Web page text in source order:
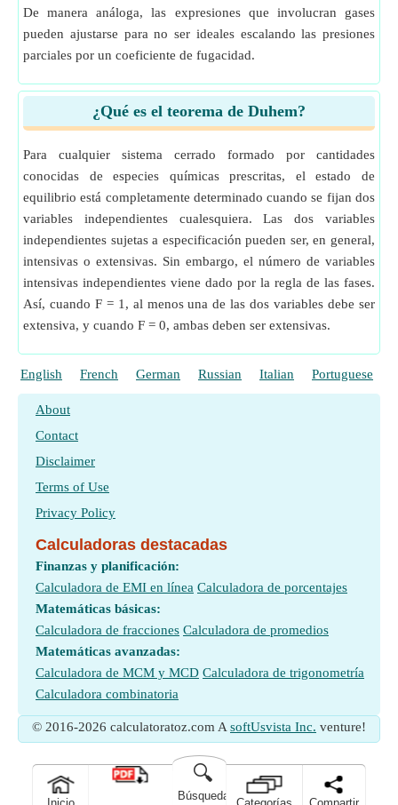
De manera análoga, las expresiones que involucran gases
pueden ajustarse para no ser ideales escalando las presiones
parciales por un coeficiente de fugacidad.
¿Qué es el teorema de Duhem?
Para cualquier sistema cerrado formado por cantidades
conocidas de especies químicas prescritas, el estado de
equilibrio está completamente determinado cuando se fijan dos
variables independientes cualesquiera. Las dos variables
independientes sujetas a especificación pueden ser, en general,
intensivas o extensivas. Sin embargo, el número de variables
intensivas independientes viene dado por la regla de las fases.
Así, cuando F = 1, al menos una de las dos variables debe ser
extensiva, y cuando F = 0, ambas deben ser extensivas.
English French German Russian Italian Portuguese
About
Contact
Disclaimer
Terms of Use
Privacy Policy
Calculadoras destacadas
Finanzas y planificación:
Calculadora de EMI en línea Calculadora de porcentajes
Matemáticas básicas:
Calculadora de fracciones Calculadora de promedios
Matemáticas avanzadas:
Calculadora de MCM y MCD Calculadora de trigonometría
Calculadora combinatoria
© 2016-2026 calculatoratoz.com A softUsvista Inc. venture!
Inicio
🔍
Búsqueda Categorías Compartir